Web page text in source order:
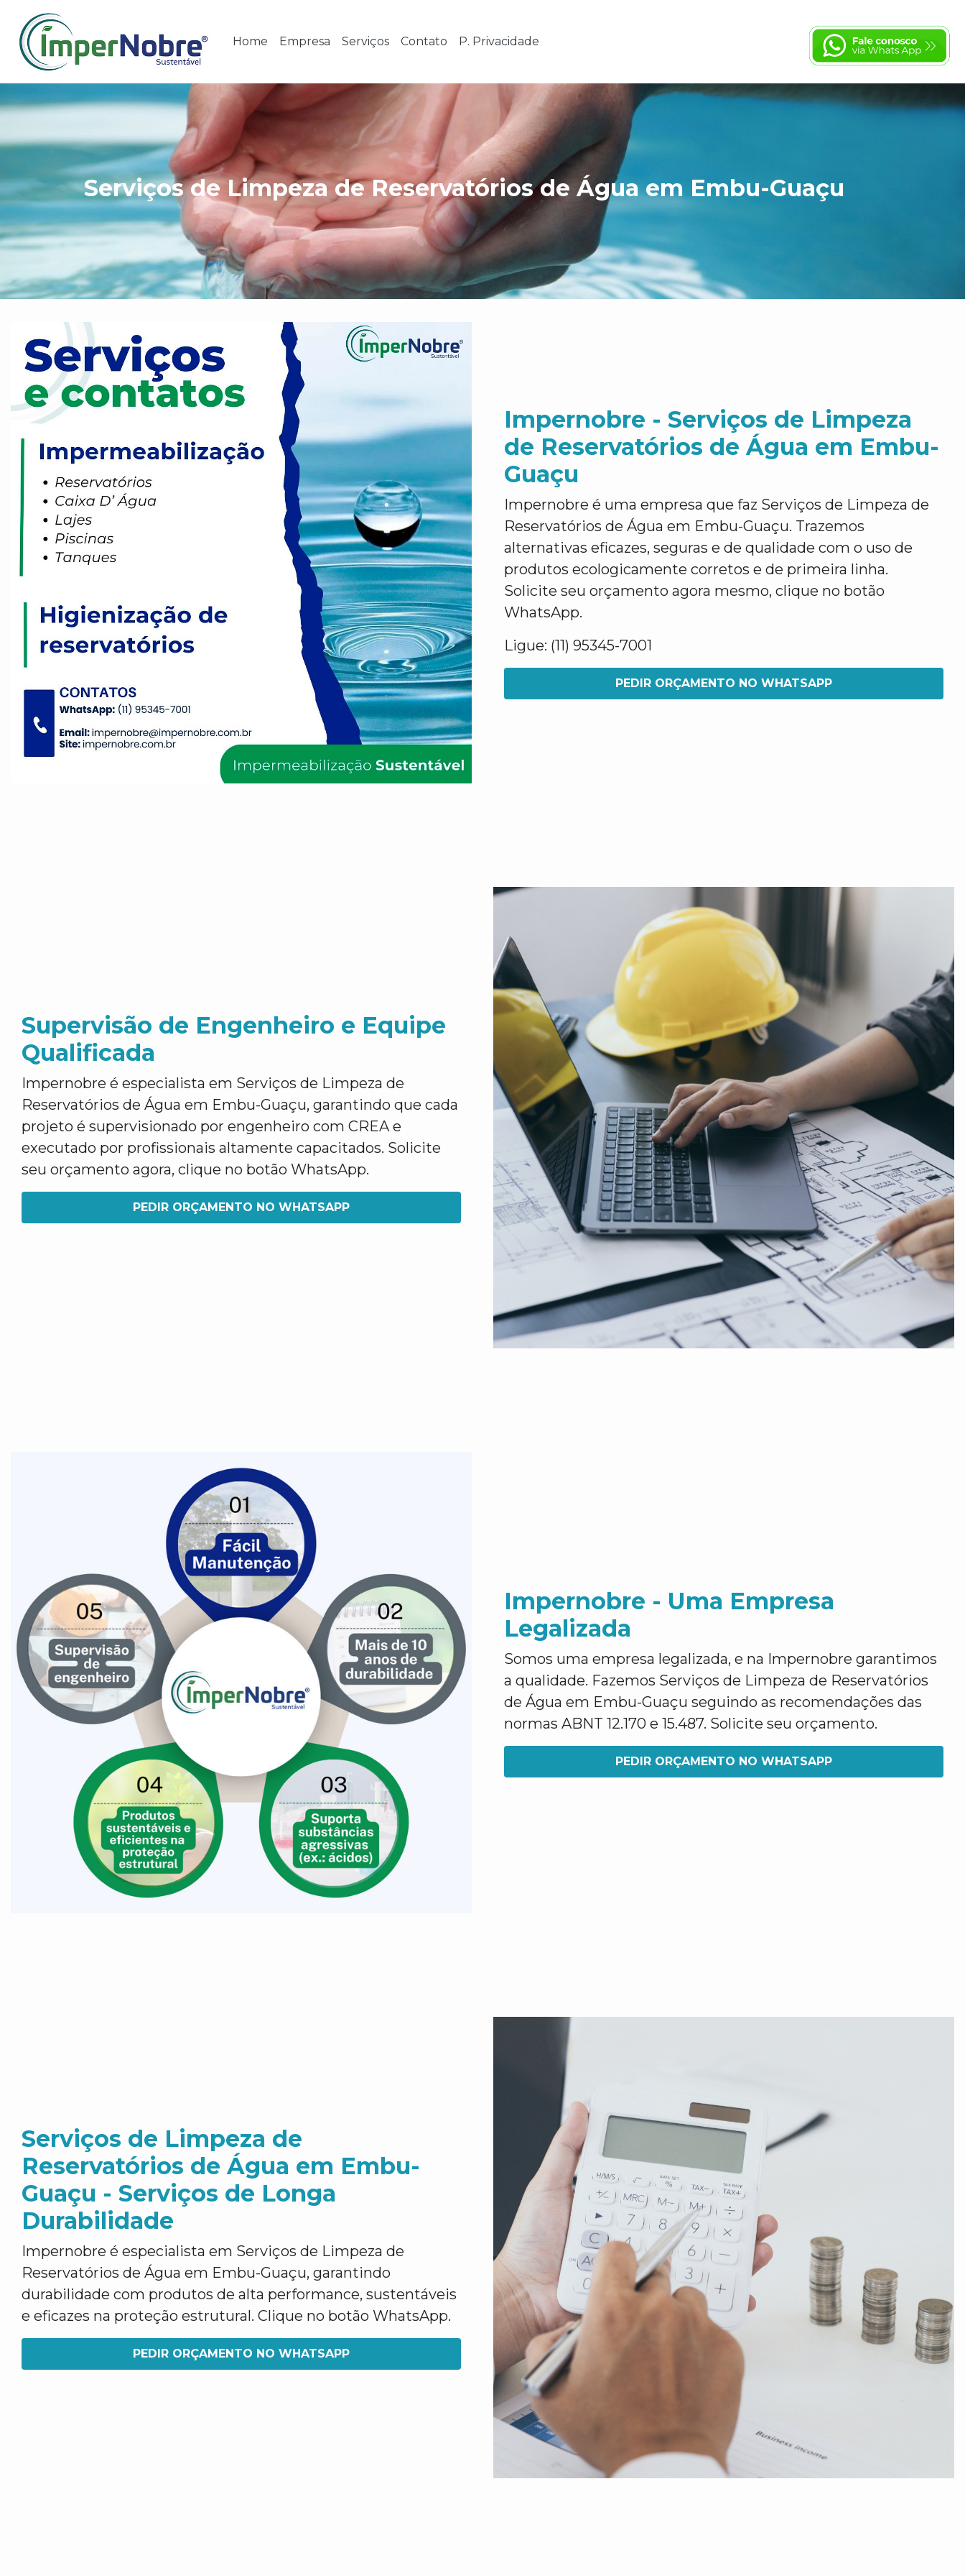
Home Empresa Serviços Contato P. Privacidade
Serviços de Limpeza de Reservatórios de Água em Embu-Guaçu
Impernobre - Serviços de Limpeza
de Reservatórios de Água em Embu-
Guaçu
Impernobre é uma empresa que faz Serviços de Limpeza de
Reservatórios de Água em Embu-Guaçu. Trazemos
alternativas eficazes, seguras e de qualidade com o uso de
produtos ecologicamente corretos e de primeira linha.
Solicite seu orçamento agora mesmo, clique no botão
WhatsApp.
Ligue: (11) 95345-7001
PEDIR ORÇAMENTO NO WHATSAPP
Supervisão de Engenheiro e Equipe
Qualificada
Impernobre é especialista em Serviços de Limpeza de
Reservatórios de Água em Embu-Guaçu, garantindo que cada
projeto é supervisionado por engenheiro com CREA e
executado por profissionais altamente capacitados. Solicite
seu orçamento agora, clique no botão WhatsApp.
PEDIR ORÇAMENTO NO WHATSAPP
Impernobre - Uma Empresa
Legalizada
Somos uma empresa legalizada, e na Impernobre garantimos
a qualidade. Fazemos Serviços de Limpeza de Reservatórios
de Água em Embu-Guaçu seguindo as recomendações das
normas ABNT 12.170 e 15.487. Solicite seu orçamento.
PEDIR ORÇAMENTO NO WHATSAPP
Serviços de Limpeza de
Reservatórios de Água em Embu-
Guaçu - Serviços de Longa
Durabilidade
Impernobre é especialista em Serviços de Limpeza de
Reservatórios de Água em Embu-Guaçu, garantindo
durabilidade com produtos de alta performance, sustentáveis
e eficazes na proteção estrutural. Clique no botão WhatsApp.
PEDIR ORÇAMENTO NO WHATSAPP